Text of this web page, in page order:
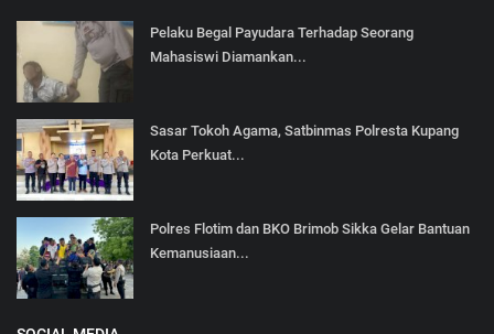
Pelaku Begal Payudara Terhadap Seorang
Mahasiswi Diamankan...
Sasar Tokoh Agama, Satbinmas Polresta Kupang
Kota Perkuat...
Polres Flotim dan BKO Brimob Sikka Gelar Bantuan
Kemanusiaan...